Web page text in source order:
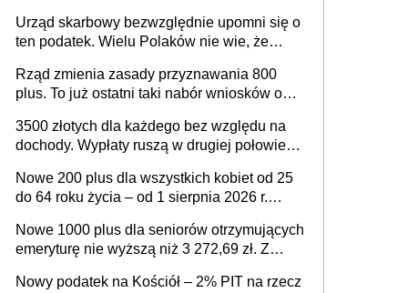
Urząd skarbowy bezwzględnie upomni się o
ten podatek. Wielu Polaków nie wie, że
oznacza kary
Rząd zmienia zasady przyznawania 800
plus. To już ostatni taki nabór wniosków o
3500 złotych dla każdego bez względu na
dochody. Wypłaty ruszą w drugiej połowie
Nowe 200 plus dla wszystkich kobiet od 25
do 64 roku życia – od 1 sierpnia 2026 r.
programu rządowego
Nowe 1000 plus dla seniorów otrzymujących
emeryturę nie wyższą niż 3 272,69 zł. Z
spóźnialscy świadczenia nie otrzymają
Nowy podatek na Kościół – 2% PIT na rzecz